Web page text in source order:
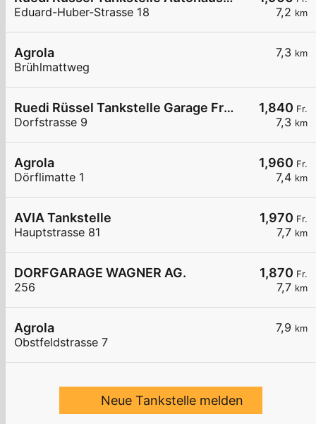
7,2 km
Eduard-Huber-Strasse 18
7,3 km
Agrola
Brühlmattweg
1,840 Fr.
7,3 km
Ruedi Rüssel Tankstelle Garage Frei AG
Dorfstrasse 9
1,960 Fr.
7,4 km
Agrola
Dörflimatte 1
1,970 Fr.
7,7 km
AVIA Tankstelle
Hauptstrasse 81
1,870 Fr.
7,7 km
DORFGARAGE WAGNER AG.
256
7,9 km
Agrola
Obstfeldstrasse 7
Neue Tankstelle melden